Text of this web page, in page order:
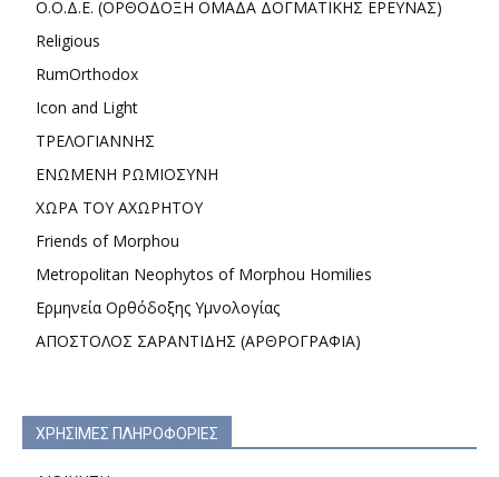
Ο.Ο.Δ.Ε. (ΟΡΘΟΔΟΞΗ ΟΜΑΔΑ ΔΟΓΜΑΤΙΚΗΣ ΕΡΕΥΝΑΣ)
Religious
RumOrthodox
Icon and Light
ΤΡΕΛΟΓΙΑΝΝΗΣ
ΕΝΩΜΕΝΗ ΡΩΜΙΟΣΥΝΗ
ΧΩΡΑ ΤΟΥ ΑΧΩΡΗΤΟΥ
Friends of Morphou
Metropolitan Neophytos of Morphou Homilies
Ερμηνεία Ορθόδοξης Υμνολογίας
ΑΠΟΣΤΟΛΟΣ ΣΑΡΑΝΤΙΔΗΣ (ΑΡΘΡΟΓΡΑΦΙΑ)
ΧΡΗΣΙΜΕΣ ΠΛΗΡΟΦΟΡΙΕΣ